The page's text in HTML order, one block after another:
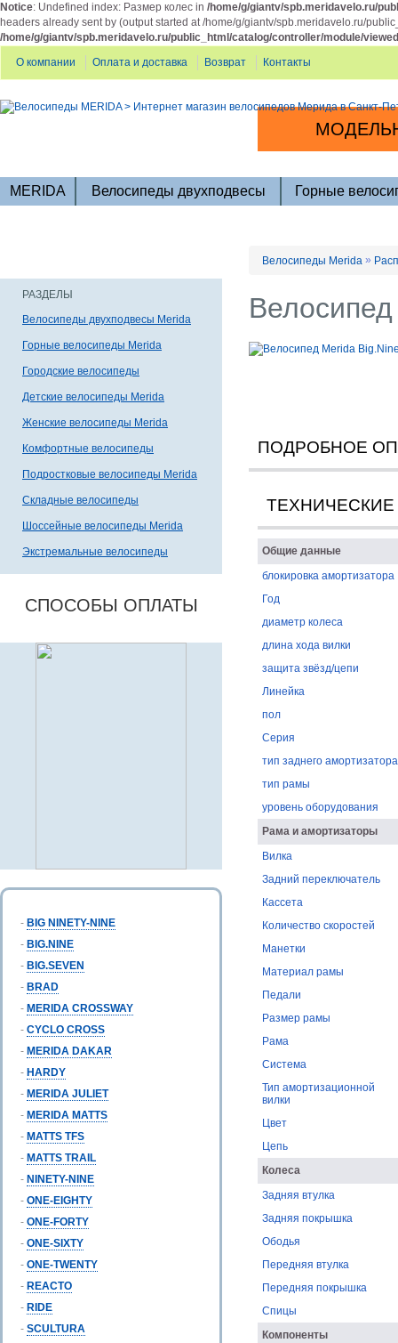
Notice: Undefined index: Размер колес in /home/g/giantv/spb.meridavelo.ru/
headers already sent by (output started at /home/g/giantv/spb.meridavelo.ru/
/home/g/giantv/spb.meridavelo.ru/public_html/catalog/controller/module/
О компании
Оплата и доставка Возврат Контакты
MERIDA Велосипеды двухподвесы Горные
РАЗДЕЛЫ
Велосипеды двухподвесы Merida
Горные велосипеды Merida
Городские велосипеды
Детские велосипеды Merida
Женские велосипеды Merida
Комфортные велосипеды
Подростковые велосипеды Merida
Складные велосипеды
Шоссейные велосипеды Merida
Экстремальные велосипеды
СПОСОБЫ ОПЛАТЫ
- BIG NINETY-NINE
- BIG.NINE
- BIG.SEVEN
- BRAD
- MERIDA CROSSWAY
- CYCLO CROSS
- MERIDA DAKAR
- HARDY
- MERIDA JULIET
- MERIDA MATTS
- MATTS TFS
- MATTS TRAIL
- NINETY-NINE
- ONE-EIGHTY
- ONE-FORTY
- ONE-SIXTY
- ONE-TWENTY
- REACTO
- RIDE
- SCULTURA
Велосипеды Merida »
ПОДРОБНОЕ
ТЕХНИЧЕСКИЕ
Общие данные
блокировка амортизатора
Год
диаметр колеса
длина хода вилки
защита звёзд/цепи
Линейка
пол
Серия
тип заднего амортизатора
тип рамы
уровень оборудования
Рама и амортизаторы
Вилка
Задний переключатель
Кассета
Количество скоростей
Манетки
Материал рамы
Педали
Размер рамы
Рама
Система
Тип амортизационной
вилки
Цвет
Цепь
Колеса
Задняя втулка
Задняя покрышка
Ободья
Передняя втулка
Передняя покрышка
Спицы
Компоненты